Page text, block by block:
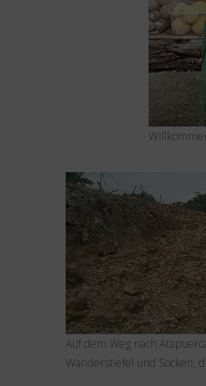
Auf dem Weg nach
Wanderstiefel und Socken,